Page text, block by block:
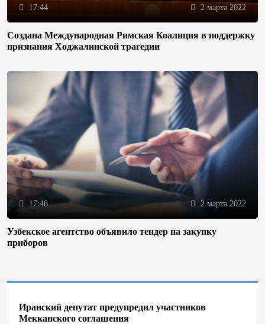
17:44 2 марта 2022
Создана Международная Римская Коалиция в поддержку
признания Ходжалинской трагедии
17:48 2 марта 2022
Узбекское агентство объявило тендер на закупку
приборов
Иранский депутат предупредил участников
Мекканского соглашения